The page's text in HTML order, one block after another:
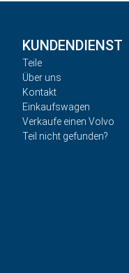
KUNDENDIENST
Teile
Über uns
Kontakt
Einkaufswagen
Verkaufe einen Volvo
Teil nicht gefunden?